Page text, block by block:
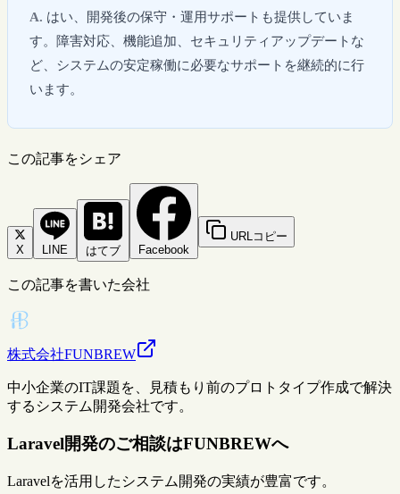
はい、開発後の保守・運用サポートも提供していま
す。障害対応、機能追加、セキュリティアップデートな
ど、システムの安定稼働に必要なサポートを継続的に行
います。
この記事をシェア
X LINE はてブ Facebook
URLコピー
この記事を書いた会社
株式会社FUNBREW
中小企業のIT課題を、見積もり前のプロトタイプ作成で解決
するシステム開発会社です。
Laravel開発のご相談はFUNBREWへ
Laravelを活用したシステム開発の実績が豊富です。